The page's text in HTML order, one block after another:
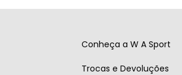
Conheça a W A Sport
Trocas e Devoluções